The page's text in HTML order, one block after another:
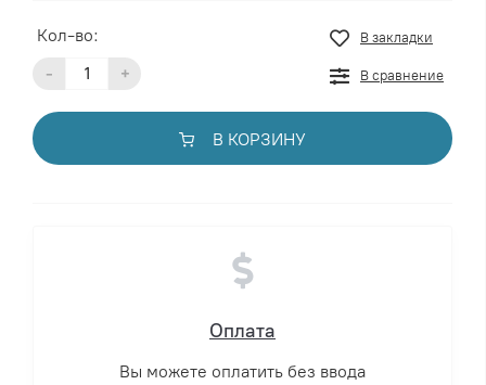
Кол-во:
- +
В закладки
В сравнение
В КОРЗИНУ
Оплата
Вы можете оплатить без ввода